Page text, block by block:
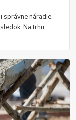
správne náradie,
Na trhu